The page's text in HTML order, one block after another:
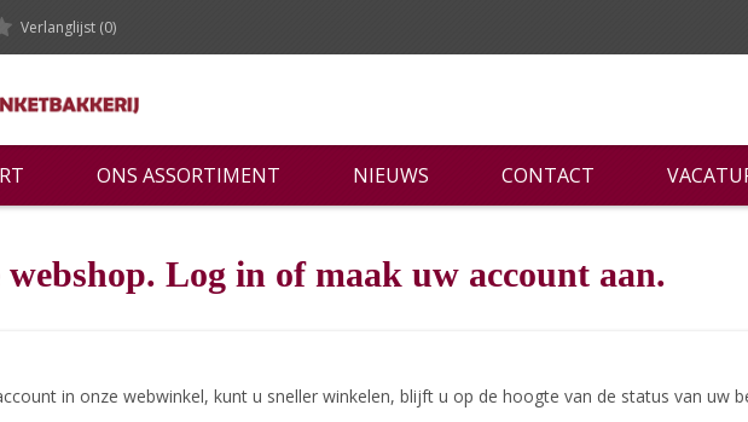
Verlanglijst (0)
ONS ASSORTIMENT NIEUWS CONTACT
Log in of maak uw account aan.
in onze webwinkel, kunt u sneller winkelen, blijft u op de hoogte van de status van uw